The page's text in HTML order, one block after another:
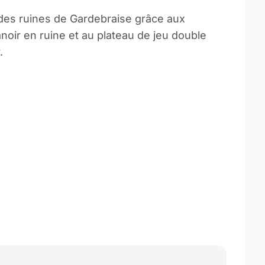
ruines de Gardebraise grâce aux
en ruine et au plateau de jeu double